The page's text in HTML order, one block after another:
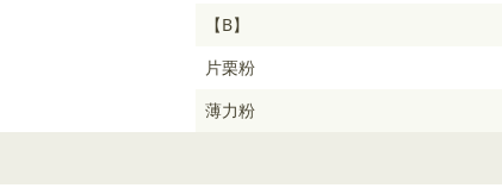
【B】
片栗粉
薄力粉